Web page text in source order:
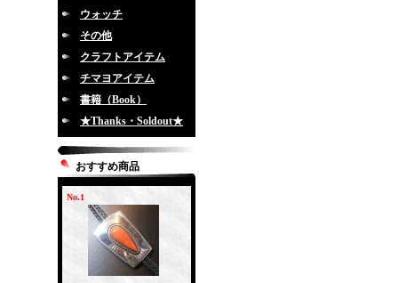
ウォッチ
その他
クラフトアイテム
チマヨアイテム
書籍（Book）
★Thanks・Soldout★
おすすめ商品
No.1